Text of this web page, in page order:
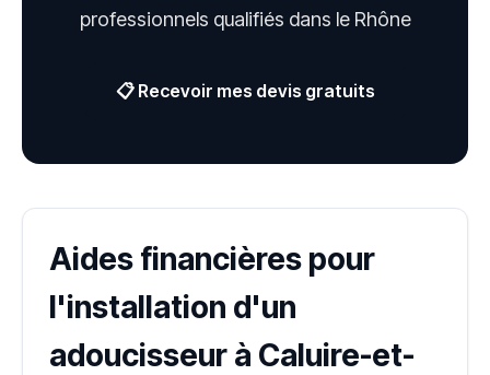
professionnels qualifiés dans le Rhône
📋 Recevoir mes devis gratuits
Aides financières pour
l'installation d'un
adoucisseur à Caluire-et-